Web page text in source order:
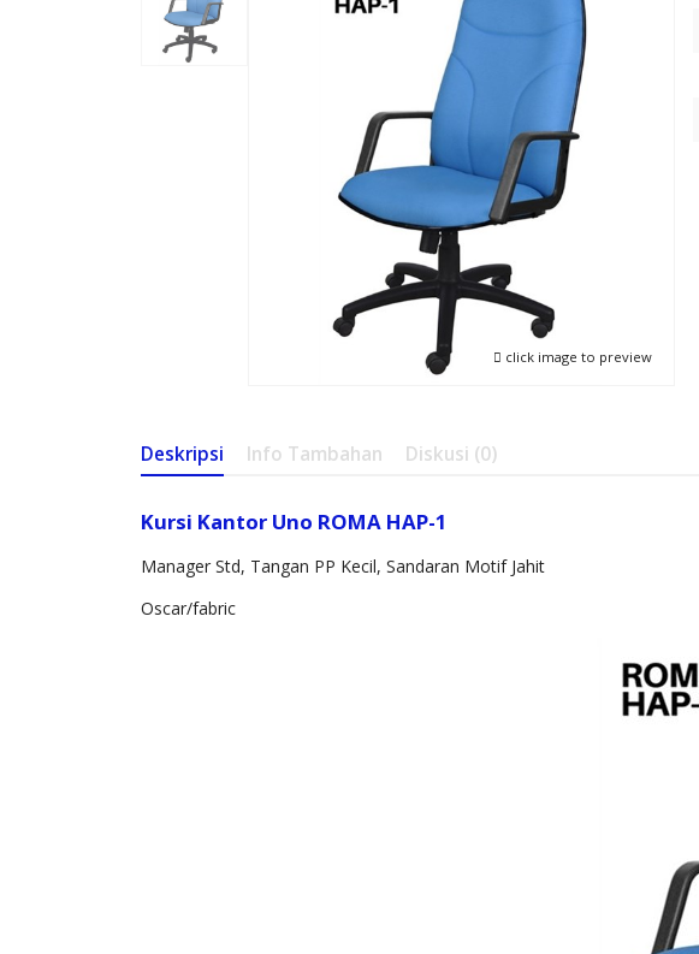
click image to preview
Deskripsi Info Tambahan Diskusi (0)
Kursi Kantor Uno ROMA HAP-1
Manager Std, Tangan PP Kecil, Sandaran Motif Jahit
Oscar/fabric